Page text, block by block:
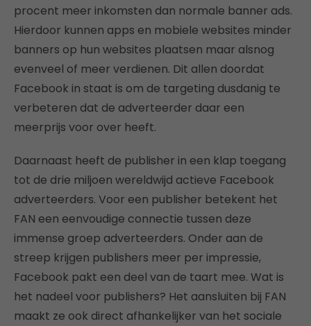
procent meer inkomsten dan normale banner ads.
Hierdoor kunnen apps en mobiele websites minder
banners op hun websites plaatsen maar alsnog
evenveel of meer verdienen. Dit allen doordat
Facebook in staat is om de targeting dusdanig te
verbeteren dat de adverteerder daar een
meerprijs voor over heeft.
Daarnaast heeft de publisher in een klap toegang
tot de drie miljoen wereldwijd actieve Facebook
adverteerders. Voor een publisher betekent het
FAN een eenvoudige connectie tussen deze
immense groep adverteerders. Onder aan de
streep krijgen publishers meer per impressie,
Facebook pakt een deel van de taart mee. Wat is
het nadeel voor publishers? Het aansluiten bij FAN
maakt ze ook direct afhankelijker van het sociale